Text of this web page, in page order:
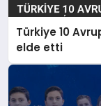
Türkiye 10
elde etti